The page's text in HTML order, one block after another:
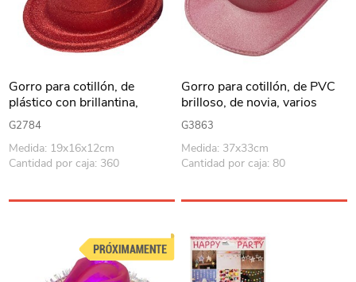
Gorro para cotillón, de
plástico con brillantina,
varios colores
G2784
Medida: 19x16x12cm
Cantidad por caja: 360
Gorro para cotillón, de PVC
brilloso, de novia, varios
colores
G3863
Medida: 37x33cm
Cantidad por caja: 80